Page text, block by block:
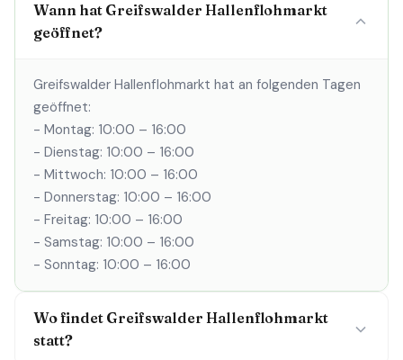
Wann hat Greifswalder Hallenflohmarkt
geöffnet?
Greifswalder Hallenflohmarkt hat an folgenden Tagen
geöffnet:
- Montag: 10:00 – 16:00
- Dienstag: 10:00 – 16:00
- Mittwoch: 10:00 – 16:00
- Donnerstag: 10:00 – 16:00
- Freitag: 10:00 – 16:00
- Samstag: 10:00 – 16:00
- Sonntag: 10:00 – 16:00
Wo findet Greifswalder Hallenflohmarkt
statt?